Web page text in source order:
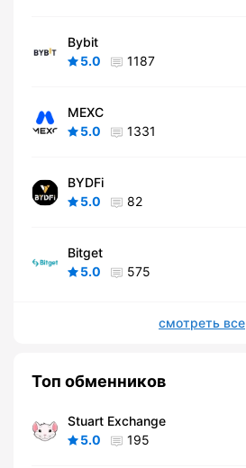
Bybit
5.0
1187
MEXC
5.0
1331
BYDFi
5.0
82
Bitget
5.0
575
смотреть все
Топ обменников
Stuart Exchange
5.0
195